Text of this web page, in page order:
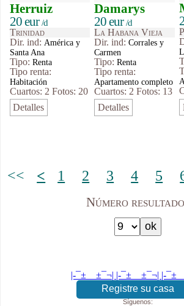
Herruiz
20 eur/d
Trinidad
Dir. ind: América y
Santa Ana
Tipo: Renta
Tipo renta:
Habitación
Cuartos: 2 Fotos: 20
Detalles
Damarys
20 eur/d
La Habana Vieja
Dir. ind:Corrales y
Carmen
Tipo:Renta
Tipo renta:
Apartamento completo
Cuartos: 2 Fotos: 13
Detalles
<< < 1 2 3 4 5
Número
|-¯±­__­±¯¬| |-¯±­__­±¯¬| |-
Registre su casa
Síguenos: